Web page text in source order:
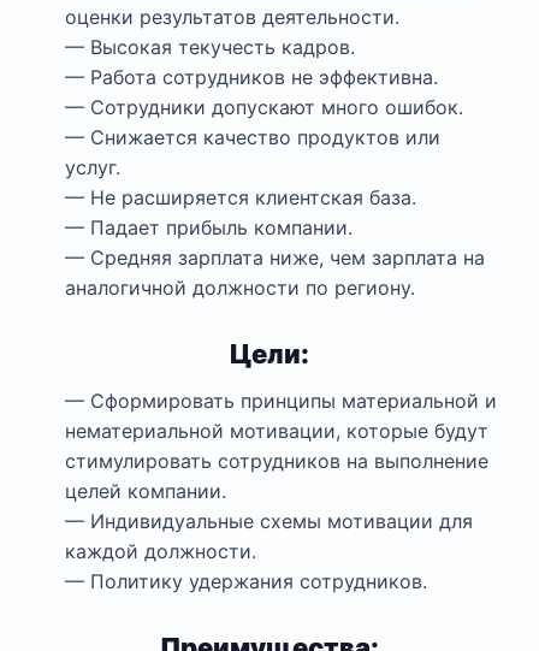
оценки результатов деятельности.
— Высокая текучесть кадров.
— Работа сотрудников не эффективна.
— Сотрудники допускают много ошибок.
— Снижается качество продуктов или
услуг.
— Не расширяется клиентская база.
— Падает прибыль компании.
— Средняя зарплата ниже, чем зарплата на
аналогичной должности по региону.
Цели:
— Сформировать принципы материальной и
нематериальной мотивации, которые будут
стимулировать сотрудников на выполнение
целей компании.
— Индивидуальные схемы мотивации для
каждой должности.
— Политику удержания сотрудников.